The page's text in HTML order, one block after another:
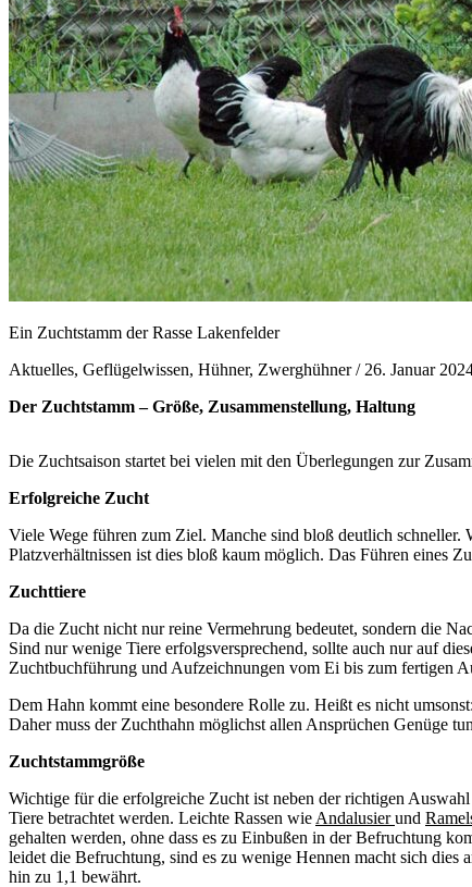
Ein Zuchtstamm der Rasse Lakenfelder
Aktuelles, Geflügelwissen, Hühner, Zwerghühner / 26. Januar
Der Zuchtstamm – Größe, Zusammenstellung, Haltung
Die Zuchtsaison startet bei vielen mit den Überlegungen zur
Erfolgreiche Zucht
Viele Wege führen zum Ziel. Manche sind bloß deutlich schneller.
Platzverhältnissen ist dies bloß kaum möglich. Das Führen eines
Zuchttiere
Da die Zucht nicht nur reine Vermehrung bedeutet, sondern die
Sind nur wenige Tiere erfolgsversprechend, sollte auch nur auf
Zuchtbuchführung und Aufzeichnungen vom Ei bis zum fertigen
Dem Hahn kommt eine besondere Rolle zu. Heißt es nicht
Daher muss der Zuchthahn möglichst allen Ansprüchen Genüge
Zuchtstammgröße
Wichtige für die erfolgreiche Zucht ist neben der richtigen
Tiere betrachtet werden. Leichte Rassen wie Andalusierund
gehalten werden, ohne dass es zu Einbußen in der Befruchtung
leidet die Befruchtung, sind es zu wenige Hennen macht sich dies
hin zu 1,1 bewährt.